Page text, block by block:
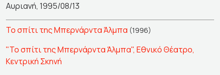
Αυριανή, 1995/08/13
Το σπίτι της Μπερνάρντα Άλμπα (1996)
"Το σπίτι της Μπερνάρντα Άλμπα", Εθνικό Θέατρο,
Κεντρική Σκηνή